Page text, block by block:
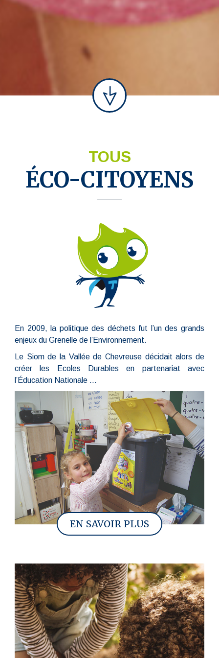
TOUS
ÉCO-CITOYENS
En 2009, la politique des déchets fut l’un des grands
enjeux du Grenelle de l’Environnement.
Le Siom de la Vallée de Chevreuse décidait alors de
créer les Ecoles Durables en partenariat avec
l’Éducation Nationale ...
EN SAVOIR PLUS